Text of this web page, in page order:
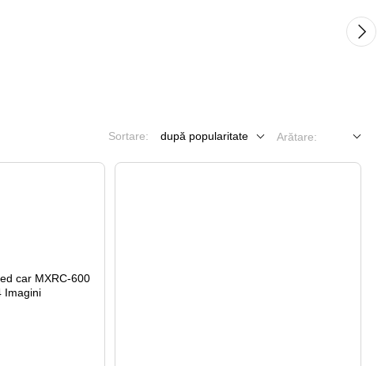
Sortare: după popularitate Arătare: